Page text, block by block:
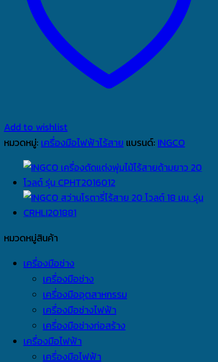
Add to wishlist
หมวดหมู่: เครื่องมือไฟฟ้าไร้สาย แบรนด์: INGCO
หมวดหมู่สินค้า
เครื่องมือช่าง
เครื่องมือช่าง
เครื่องมืออุตสาหกรรม
เครื่องมือช่างไฟฟ้า
เครื่องมือช่างก่อสร้าง
เครื่องมือไฟฟ้า
เครื่องมือไฟฟ้า